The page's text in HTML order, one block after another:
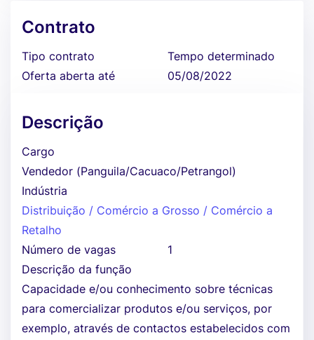
Contrato
Tipo contrato
Tempo determinado
Oferta aberta até
05/08/2022
Descrição
Cargo
Vendedor (Panguila/Cacuaco/Petrangol)
Indústria
Distribuição / Comércio a Grosso / Comércio a
Retalho
Número de vagas
1
Descrição da função
Capacidade e/ou conhecimento sobre técnicas
para comercializar produtos e/ou serviços, por
exemplo, através de contactos estabelecidos com